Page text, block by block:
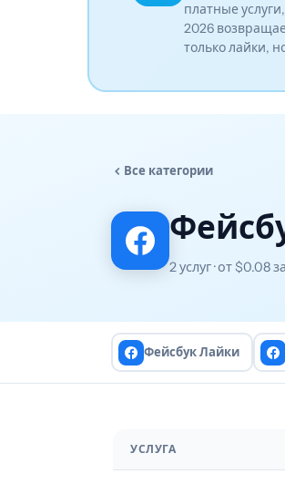
платные
2026
только лайки,
Все категории
2 услуг · от $0.08
Фейсбук Лайки
УСЛУГА